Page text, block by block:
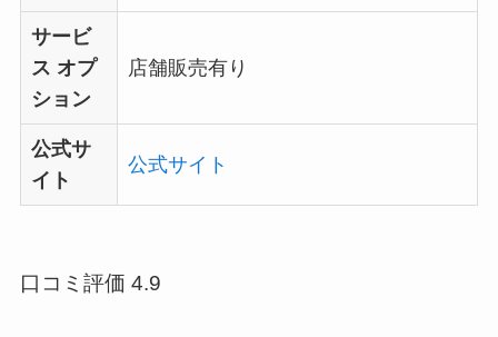
サービ
ス オプ
ション
店舗販売有り
公式サ
イト
公式サイト
口コミ評価 4.9